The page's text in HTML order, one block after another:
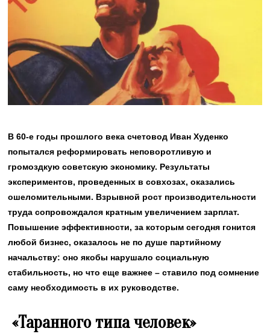
В 60-е годы прошлого века счетовод Иван Худенко
попытался реформировать неповоротливую и
громоздкую советскую экономику. Результаты
экспериментов, проведенных в совхозах, оказались
ошеломительными. Взрывной рост производительности
труда сопровождался кратным увеличением зарплат.
Повышение эффективности, за которым сегодня гонится
любой бизнес, оказалось не по душе партийному
начальству: оно якобы нарушало социальную
стабильность, но что еще важнее – ставило под сомнение
саму необходимость в их руководстве.
«Таранного типа человек»